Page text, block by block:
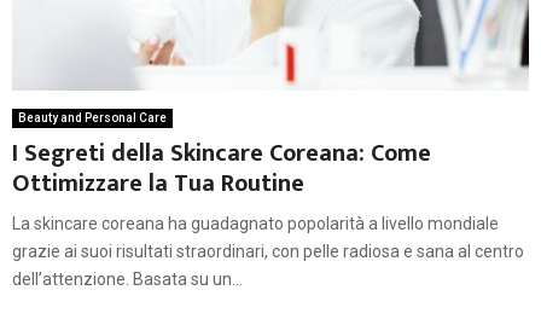
Beauty and Personal Care
I Segreti della Skincare Coreana: Come
Ottimizzare la Tua Routine
La skincare coreana ha guadagnato popolarità a livello mondiale
grazie ai suoi risultati straordinari, con pelle radiosa e sana al centro
dell’attenzione. Basata su un...